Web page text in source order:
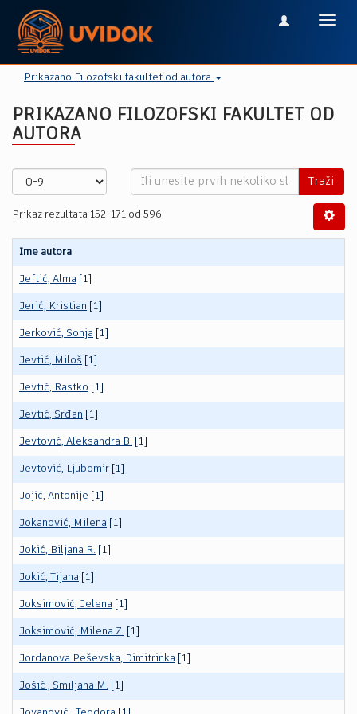
Prikazano Filozofski fakultet od autora
PRIKAZANO FILOZOFSKI FAKULTET OD
AUTORA
Traži
Prikaz rezultata 152-171 od 596
Ime autora
Jeftić, Alma [1]
Jerić, Kristian [1]
Jerković, Sonja [1]
Jevtić, Miloš [1]
Jevtić, Rastko [1]
Jevtić, Srđan [1]
Jevtović, Aleksandra B. [1]
Jevtović, Ljubomir [1]
Jojić, Antonije [1]
Jokanović, Milena [1]
Jokić, Biljana R. [1]
Jokić, Tijana [1]
Joksimović, Jelena [1]
Joksimović, Milena Z. [1]
Jordanova Peševska, Dimitrinka [1]
Jošić , Smiljana M. [1]